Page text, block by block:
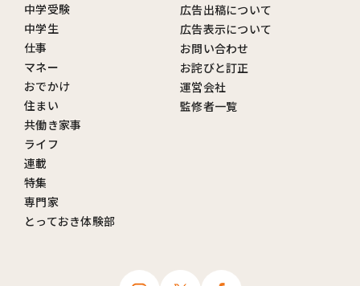
中学受験
中学生
仕事
マネー
おでかけ
住まい
共働き家事
ライフ
連載
特集
専門家
とっておき体験部
広告出稿について
広告表示について
お問い合わせ
お詫びと訂正
運営会社
監修者一覧